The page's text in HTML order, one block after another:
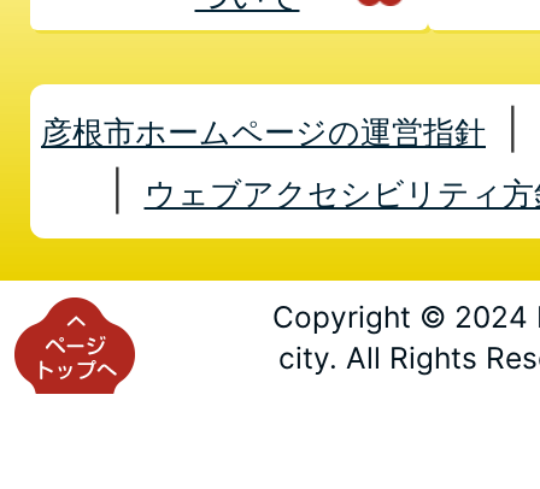
彦根市ホームページの運営指針
ウェブアクセシビリティ方
Copyright © 2024
city. All Rights